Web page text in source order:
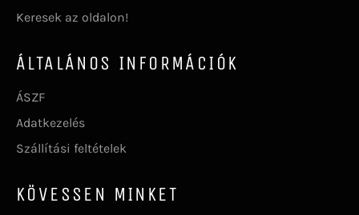
Keresek az oldalon!
ÁLTALÁNOS INFORMÁCIÓK
ÁSZF
Adatkezelés
Szállítási feltételek
KÖVESSEN MINKET